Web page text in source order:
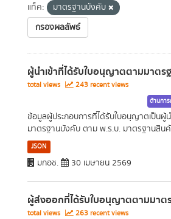
แท็ค:
มาตรฐานบังคับ
กรองผลลัพธ์
ผู้นำเข้าที่ได้รับใบอนุญาตตามมาตร
total views
243 recent views
ด้านกา
ข้อมูลผู้ประกอบการที่ได้รับใบอนุญาตเป็นผู้
มาตรฐานบังคับ ตาม พ.ร.บ. มาตรฐานสิน
JSON
มกอช. 30 เมษายน 2569
ผู้ส่งออกที่ได้รับใบอนุญาตตามมาต
total views
263 recent views